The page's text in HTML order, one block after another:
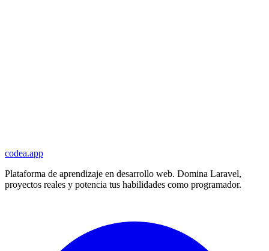
codea.app
Plataforma de aprendizaje en desarrollo web. Domina Laravel,
proyectos reales y potencia tus habilidades como programador.